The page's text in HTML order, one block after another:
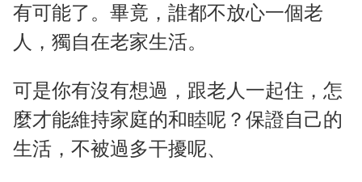
有可能了。畢竟，誰都不放心一個老
人，獨自在老家生活。
可是你有沒有想過，跟老人一起住，怎
麼才能維持家庭的和睦呢？保證自己的
生活，不被過多干擾呢、